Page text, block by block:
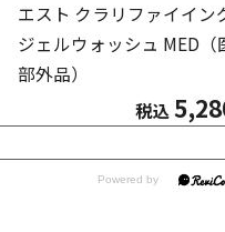
エスト クラリファイイン
ジェルウォッシュ MED（
部外品）
税込